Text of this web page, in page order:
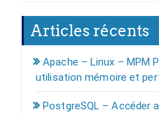
Articles récents
Apache – Linux – MPM
utilisation mémoire et
PostgreSQL – Accéder